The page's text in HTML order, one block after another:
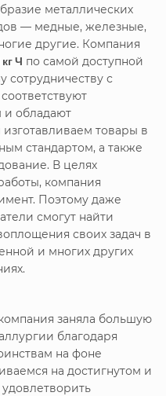
металлических
— медные, железные,
другие. Компания
Ч по самой доступной
сотрудничеству с
и обладают
товары в
стандартом, а также
В целях
компания
Поэтому даже
смогут найти
своих задач в
и многих других
заняла большую
благодаря
на фоне
на достигнутом и